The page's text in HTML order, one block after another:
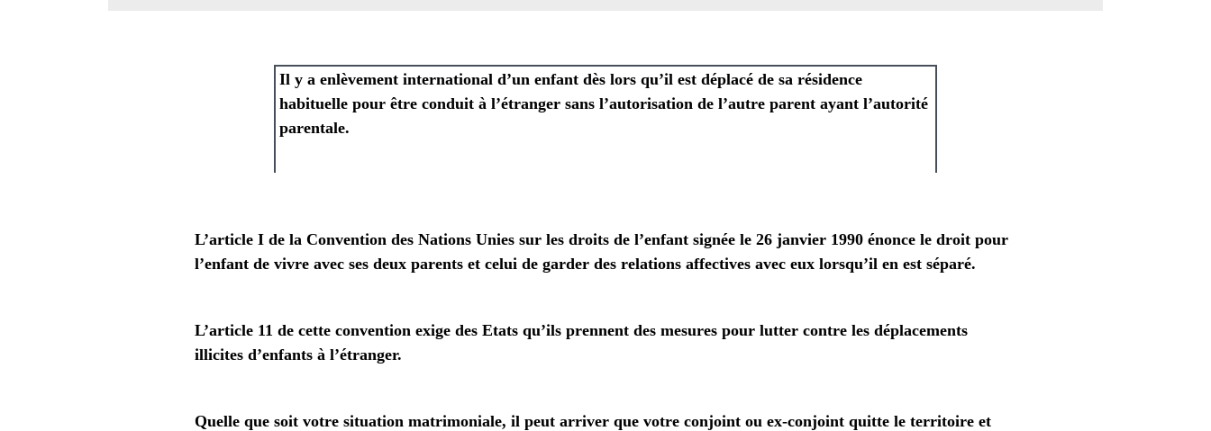
Il y a enlèvement international d’un enfant dès lors qu’il est déplacé de sa résidence
habituelle pour être conduit à l’étranger sans l’autorisation de l’autre parent ayant l’autorité
parentale.
L’article I de la Convention des Nations Unies sur les droits de l’enfant signée le 26 janvier 1990 énonce le droit pour
l’enfant de vivre avec ses deux parents et celui de garder des relations affectives avec eux lorsqu’il en est séparé.
L’article 11 de cette convention exige des Etats qu’ils prennent des mesures pour lutter contre les déplacements
illicites d’enfants à l’étranger.
Quelle que soit votre situation matrimoniale, il peut arriver que votre conjoint ou ex-conjoint quitte le territoire et